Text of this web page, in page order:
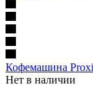
Кофемашина
Нет в наличии